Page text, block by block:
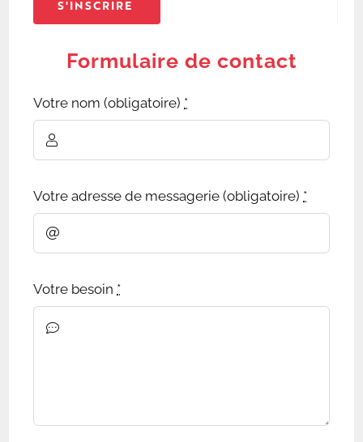
Formulaire de contact
Votre nom (obligatoire) *
Votre adresse de messagerie (obligatoire) *
Votre besoin *